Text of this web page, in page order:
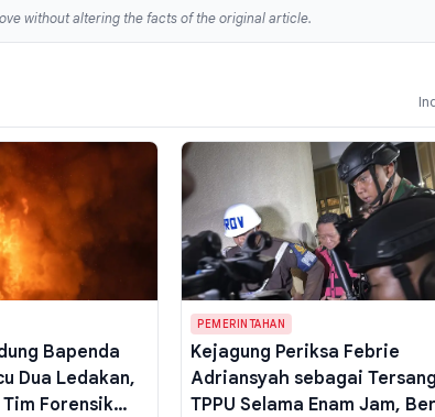
without altering the facts of the original article.
Bapenda
Dua Ledakan,
Forensik
PEMERINTAHAN
Kejagung Periksa Febrie
Adriansyah sebagai
TPPU Selama Enam Jam,